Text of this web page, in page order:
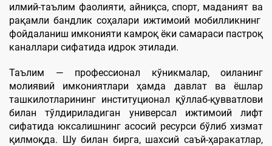
илмий-таълим фаолияти, айниқса, спорт, маданият ва
рақамли бандлик соҳалари ижтимоий мобилликнинг
фойдаланиш имконияти камроқ ёки самараси пастроқ
каналлари сифатида идрок этилади.
Таълим — профессионал кўникмалар, оиланинг
молиявий имкониятлари ҳамда давлат ва ёшлар
ташкилотларининг институционал қўллаб-қувватлови
билан тўлдириладиган универсал ижтимоий лифт
сифатида юксалишнинг асосий ресурси бўлиб хизмат
қилмоқда. Шу билан бирга, шахсий саъй-ҳаракатлар,